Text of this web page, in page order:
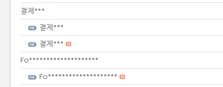
결제***
결제***
결제***
Fo********************
Fo********************